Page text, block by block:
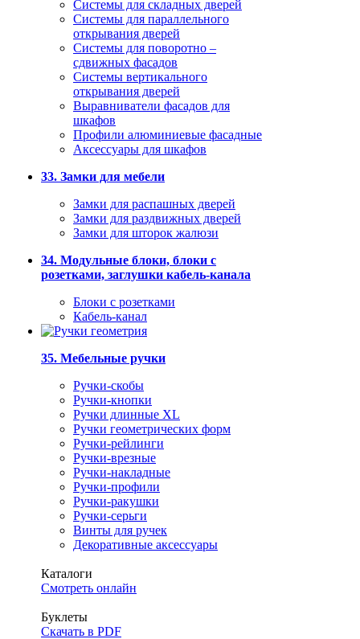
Системы для складных дверей
Системы для параллельного
открывания дверей
Системы для поворотно –
сдвижных фасадов
Системы вертикального
открывания дверей
Выравниватели фасадов для
шкафов
Профили алюминиевые фасадные
Аксессуары для шкафов
33. Замки для мебели
Замки для распашных дверей
Замки для раздвижных дверей
Замки для шторок жалюзи
34. Модульные блоки, блоки с
розетками, заглушки кабель-канала
Блоки с розетками
Кабель-канал
35. Мебельные ручки
Ручки-скобы
Ручки-кнопки
Ручки длинные XL
Ручки геометрических форм
Ручки-рейлинги
Ручки-врезные
Ручки-накладные
Ручки-профили
Ручки-ракушки
Ручки-серьги
Винты для ручек
Декоративные аксессуары
Каталоги
Смотреть онлайн
Буклеты
Скачать в PDF